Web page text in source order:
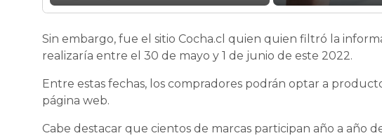
Sin embargo, fue el sitio Cocha.cl quien quien filtró la
realizaría entre el 30 de mayo y 1 de junio de este 2022.
Entre estas fechas, los compradores podrán optar a
página web.
Cabe destacar que cientos de marcas participan año a año